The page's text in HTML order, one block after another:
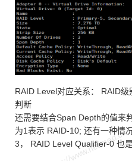
RAID Level对应关系： RAID
判断
还需要结合Span Depth的值来
为1表示 RAID-10; 还有一种情
3， RAID Level Qualifier-0 也